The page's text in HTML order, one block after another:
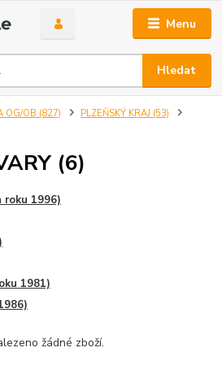
Menu
Hledat
OG/OB (827)
PLZEŇSKÝ KRAJ (53)
(6)
roku 1996)
1981)
žádné zboží.